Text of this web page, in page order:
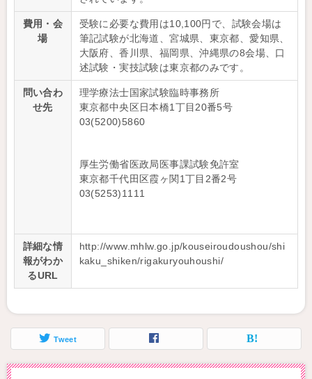
費用・会
場
受験に必要な費用は10,100円で、試験会場は
筆記試験が北海道、宮城県、東京都、愛知県、
大阪府、香川県、福岡県、沖縄県の8会場、口
述試験・実技試験は東京都のみです。
問い合わ
せ先
理学療法士国家試験臨時事務所
東京都中央区日本橋1丁目20番5号
03(5200)5860
厚生労働省医政局医事課試験免許室
東京都千代田区霞ヶ関1丁目2番2号
03(5253)1111
詳細な情
報がわか
るURL
http://www.mhlw.go.jp/kouseiroudoushou/shi
kaku_shiken/rigakuryouhoushi/
Tweet